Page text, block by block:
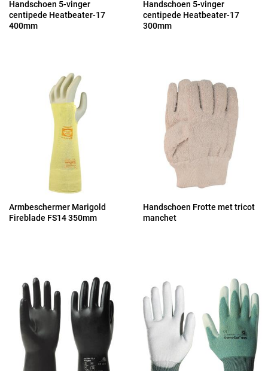
Handschoen 5-vinger
centipede Heatbeater-17
400mm
Handschoen 5-vinger
centipede Heatbeater-17
300mm
Armbeschermer Marigold
Fireblade FS14 350mm
Handschoen Frotte met tricot
manchet